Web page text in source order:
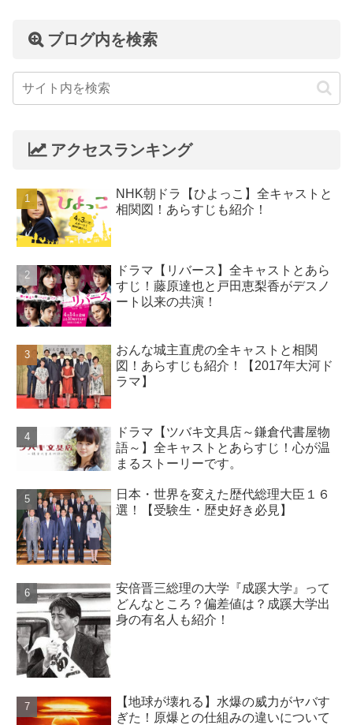
ブログ内を検索
アクセスランキング
NHK朝ドラ【ひよっこ】全キャストと
相関図！あらすじも紹介！
ドラマ【リバース】全キャストとあら
すじ！藤原達也と戸田恵梨香がデスノ
ート以来の共演！
おんな城主直虎の全キャストと相関
図！あらすじも紹介！【2017年大河ド
ラマ】
ドラマ【ツバキ文具店～鎌倉代書屋物
語～】全キャストとあらすじ！心が温
まるストーリーです。
日本・世界を変えた歴代総理大臣１６
選！【受験生・歴史好き必見】
安倍晋三総理の大学『成蹊大学』って
どんなところ？偏差値は？成蹊大学出
身の有名人も紹介！
【地球が壊れる】水爆の威力がヤバす
ぎた！原爆との仕組みの違いについて